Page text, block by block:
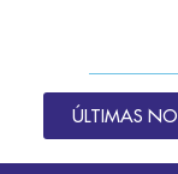
ÚLTIMAS